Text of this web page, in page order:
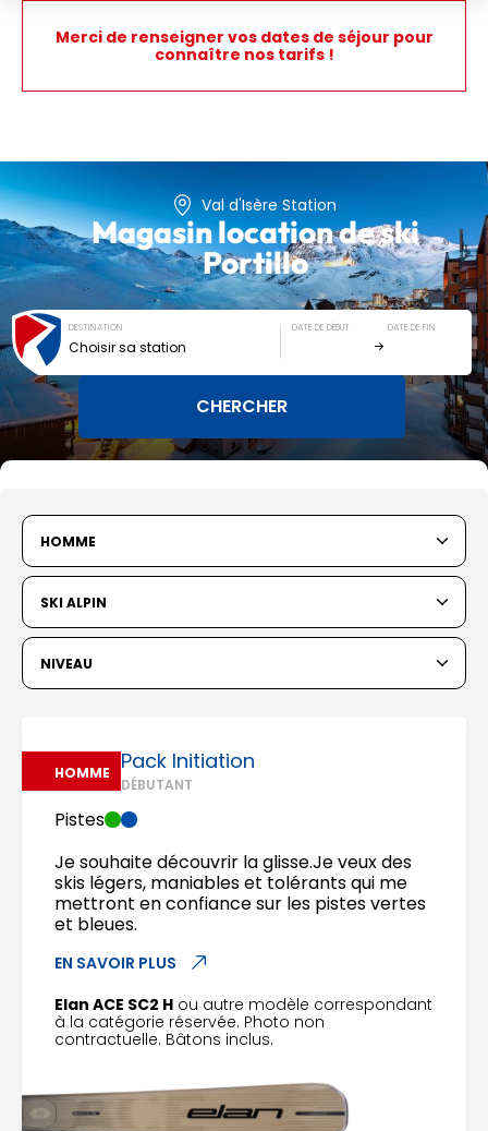
Merci de renseigner vos dates de séjour pour
connaître nos tarifs !
Val d'Isère Station
Magasin location de ski
Portillo
DESTINATION
Choisir sa station
DATE DE DÉBUT DATE DE FIN
HOMME
SKI ALPIN
NIVEAU
HOMME Pack Initiation
DÉBUTANT
Pistes
Je souhaite découvrir la glisse.Je veux des
skis légers, maniables et tolérants qui me
mettront en confiance sur les pistes vertes
et bleues.
EN SAVOIR PLUS
Elan ACE SC2 H ou autre modèle correspondant
à la catégorie réservée. Photo non
contractuelle. Bâtons inclus.